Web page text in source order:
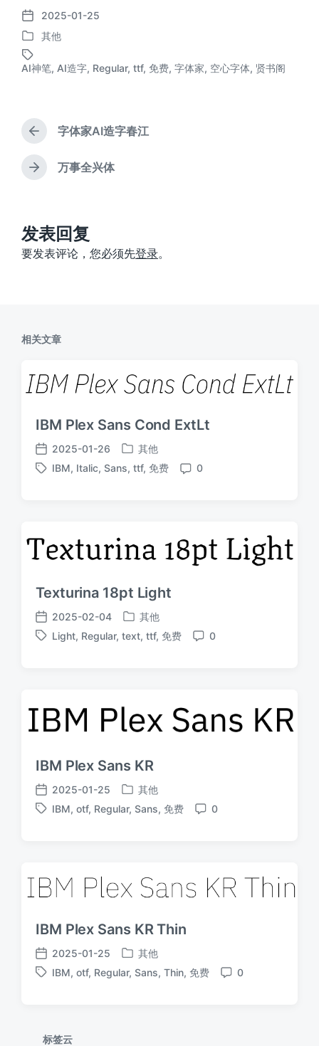
发
布
日
期
2025-01-25
发
布
于
其他
标
AI神笔, AI造字, Regular, ttf, 免费, 字体家, 空心字体, 贤书阁
上
篇
文
章
字体家AI造字春江
下
：
万事全兴体
发表回复
要发表评论，您必须先登录。
相关文章
IBM Plex Sans Cond ExtLt
发
布
2025-01-26
发
布
其他
标
IBM, Italic, Sans, ttf, 免费
评
0
Texturina 18pt Light
发
布
2025-02-04
发
布
其他
标
Light, Regular, text, ttf, 免费
评
0
IBM Plex Sans KR
发
布
2025-01-25
发
布
其他
标
IBM, otf, Regular, Sans, 免费
评
0
IBM Plex Sans KR Thin
发
布
2025-01-25
发
布
其他
标
IBM, otf, Regular, Sans, Thin, 免费
评
0
标签云